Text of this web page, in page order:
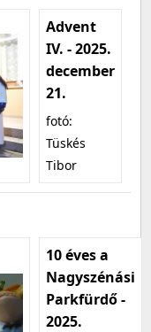
Advent
IV. - 2025.
december
21.
fotó:
Tüskés
Tibor
10 éves a
Nagyszénási
Parkfürdő -
2025.